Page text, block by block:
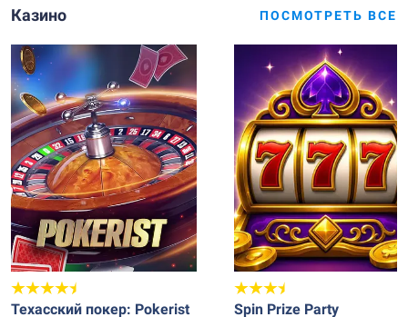
Казино ПОСМОТРЕТЬ ВСЕ
Техасский покер: Pokerist Spin Prize Party